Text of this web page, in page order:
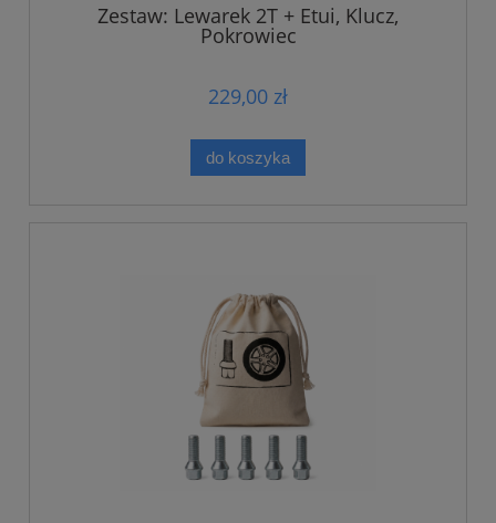
Zestaw: Lewarek 2T + Etui, Klucz,
Pokrowiec
229,00 zł
do koszyka